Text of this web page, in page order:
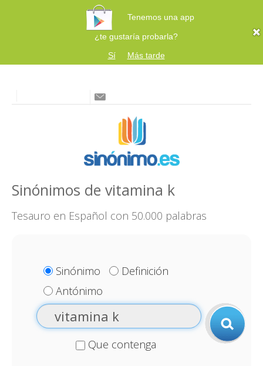
Tenemos una app
¿te gustaría probarla?
Sí
Más tarde
Sinónimos de vitamina k
Tesauro en Español con 50.000 palabras
Sinónimo
Definición
Antónimo
Que contenga